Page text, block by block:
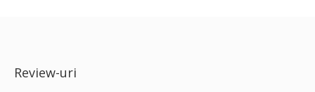
Review-uri